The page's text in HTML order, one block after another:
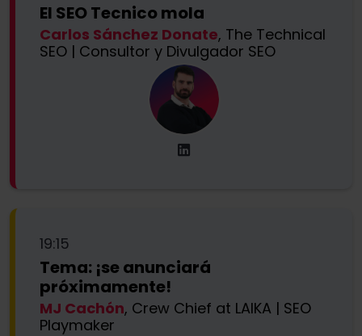
El SEO Tecnico mola
Carlos Sánchez Donate, The Technical
SEO | Consultor y Divulgador SEO
19:15
Tema: ¡se anunciará
próximamente!
MJ Cachón, Crew Chief at LAIKA | SEO
Playmaker